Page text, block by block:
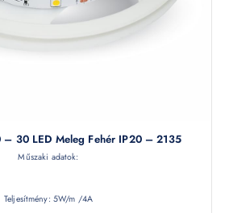
– 30 LED Meleg Fehér IP20 – 2135
Műszaki adatok:
Teljesítmény: 5W/m /4A